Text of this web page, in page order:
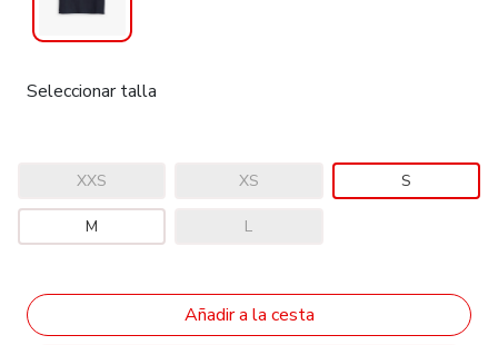
Seleccionar talla
XXS XS S
M L